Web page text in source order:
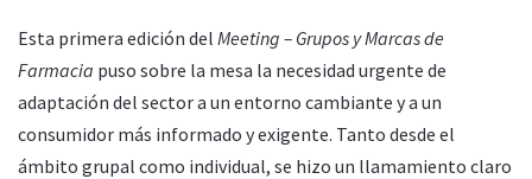
Esta primera edición del Meeting – Grupos y Marcas de
Farmacia puso sobre la mesa la necesidad urgente de
adaptación del sector a un entorno cambiante y a un
consumidor más informado y exigente. Tanto desde el
ámbito grupal como individual, se hizo un llamamiento claro